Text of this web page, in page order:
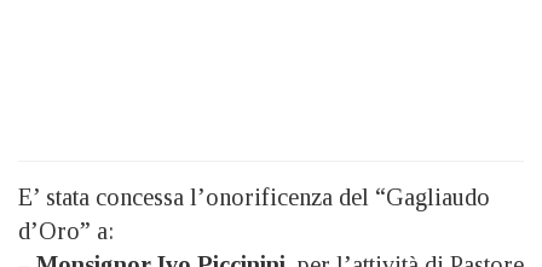
E’ stata concessa l’onorificenza del “Gagliaudo
d’Oro” a: